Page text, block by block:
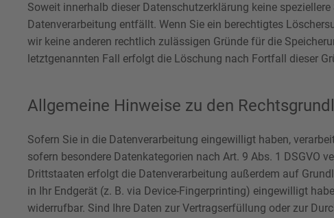
Soweit innerhalb dieser Datenschutzerklärung keine
Datenverarbeitung entfällt. Wenn Sie ein berechtigtes
wir keine anderen rechtlich zulässigen Gründe für die
letztgenannten Fall erfolgt die Löschung nach Fortfall dieser
Allgemeine Hinweise zu den
Sofern Sie in die Datenverarbeitung eingewilligt haben,
sofern besondere Datenkategorien nach Art. 9 Abs. 1 DSGVO
Drittstaaten erfolgt die Datenverarbeitung außerdem auf
in Ihr Endgerät (z. B. via Device-Fingerprinting) eingewilligt
widerrufbar. Sind Ihre Daten zur Vertragserfüllung oder zur